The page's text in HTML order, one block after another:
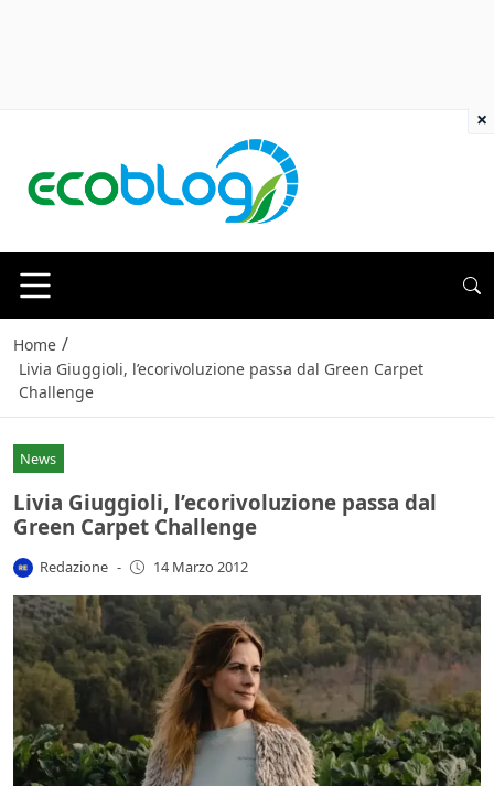
Home /
Livia Giuggioli, l’ecorivoluzione passa dal Green Carpet
Challenge
News
Livia Giuggioli, l’ecorivoluzione passa dal
Green Carpet Challenge
Redazione - 14 Marzo 2012
×